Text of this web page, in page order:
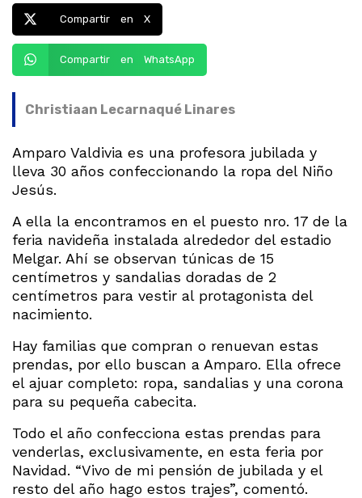
Compartir en X
Compartir en WhatsApp
Christiaan Lecarnaqué Linares
Amparo Valdivia es una profesora jubilada y
lleva 30 años confeccionando la ropa del Niño
Jesús.
A ella la encontramos en el puesto nro. 17 de la
feria navideña instalada alrededor del estadio
Melgar. Ahí se observan túnicas de 15
centímetros y sandalias doradas de 2
centímetros para vestir al protagonista del
nacimiento.
Hay familias que compran o renuevan estas
prendas, por ello buscan a Amparo. Ella ofrece
el ajuar completo: ropa, sandalias y una corona
para su pequeña cabecita.
Todo el año confecciona estas prendas para
venderlas, exclusivamente, en esta feria por
Navidad. “Vivo de mi pensión de jubilada y el
resto del año hago estos trajes”, comentó.